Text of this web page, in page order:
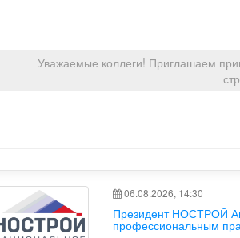
Уважаемые коллеги! Приглашаем
06.08.2026, 14:30
Президент НОСТРОЙ
профессиональным